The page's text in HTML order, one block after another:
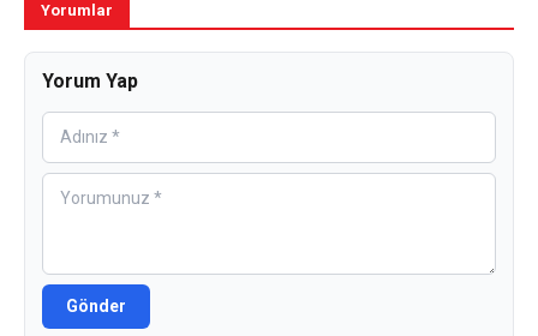
Yorumlar
Yorum Yap
Gönder